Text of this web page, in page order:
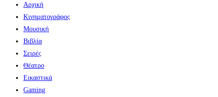
Αρχική
Κινηματογράφος
Μουσική
Βιβλία
Σειρές
Θέατρο
Εικαστικά
Gaming